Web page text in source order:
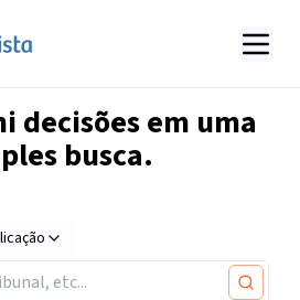
decisões em uma
busca.